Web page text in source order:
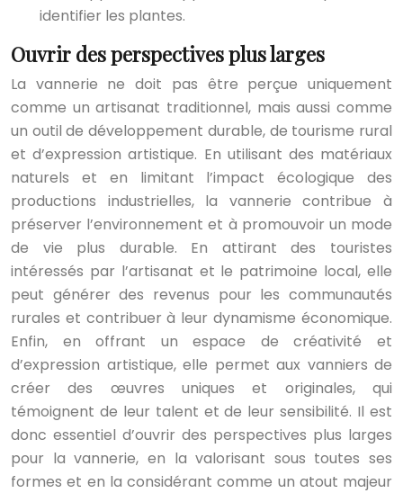
identifier les plantes.
Ouvrir des perspectives plus larges
La vannerie ne doit pas être perçue uniquement
comme un artisanat traditionnel, mais aussi comme
un outil de développement durable, de tourisme rural
et d’expression artistique. En utilisant des matériaux
naturels et en limitant l’impact écologique des
productions industrielles, la vannerie contribue à
préserver l’environnement et à promouvoir un mode
de vie plus durable. En attirant des touristes
intéressés par l’artisanat et le patrimoine local, elle
peut générer des revenus pour les communautés
rurales et contribuer à leur dynamisme économique.
Enfin, en offrant un espace de créativité et
d’expression artistique, elle permet aux vanniers de
créer des œuvres uniques et originales, qui
témoignent de leur talent et de leur sensibilité. Il est
donc essentiel d’ouvrir des perspectives plus larges
pour la vannerie, en la valorisant sous toutes ses
formes et en la considérant comme un atout majeur